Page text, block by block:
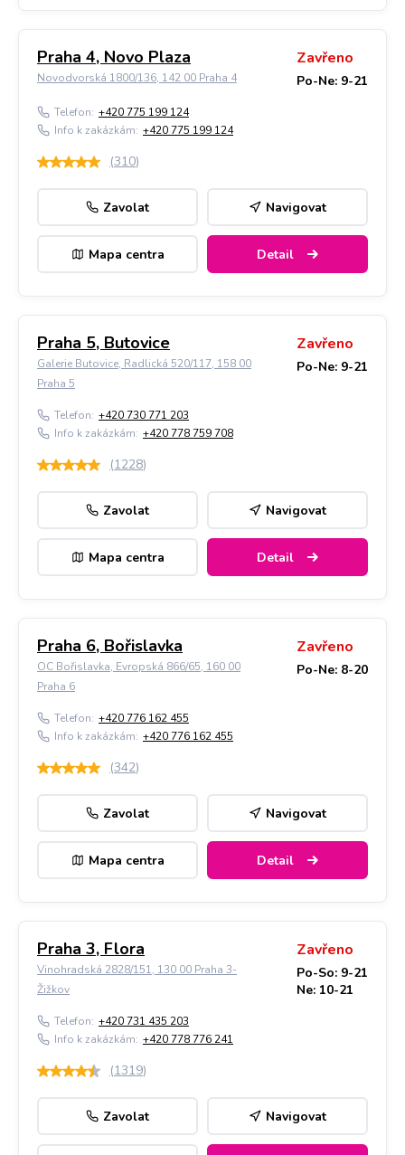
Praha 4, Novo Plaza
Novodvorská 1800/136, 142 00 Praha 4
Zavřeno
Po-Ne: 9-21
Telefon: +420 775 199 124
Info k zakázkám: +420 775 199 124
(310)
Zavolat Navigovat
Mapa centra Detail
Praha 5, Butovice
Galerie Butovice, Radlická 520/117, 158 00
Praha 5
Zavřeno
Po-Ne: 9-21
Telefon: +420 730 771 203
Info k zakázkám: +420 778 759 708
(1228)
Zavolat Navigovat
Mapa centra Detail
Praha 6, Bořislavka
OC Bořislavka, Evropská 866/65, 160 00
Praha 6
Zavřeno
Po-Ne: 8-20
Telefon: +420 776 162 455
Info k zakázkám: +420 776 162 455
(342)
Zavolat Navigovat
Mapa centra Detail
Praha 3, Flora
Vinohradská 2828/151, 130 00 Praha 3-
Žižkov
Zavřeno
Po-So: 9-21
Ne: 10-21
Telefon: +420 731 435 203
Info k zakázkám: +420 778 776 241
(1319)
Zavolat Navigovat